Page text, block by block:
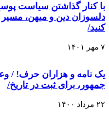
با کنار گذاشتن سیاست
دلسوزان دین و میهن، مسیر
کنید/
۷ مهر ۱۴۰۱
یک نامه و هزاران حرف! /
جمهور، برای ثبت در تاریخ/
۲۲ مرداد ۱۴۰۰